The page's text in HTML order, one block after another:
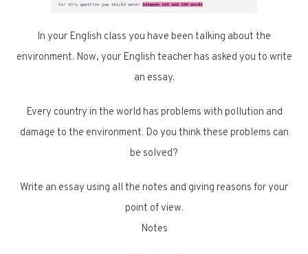
In your English class you have been talking about the
environment. Now, your English teacher has asked you to write
an essay.
Every country in the world has problems with pollution and
damage to the environment. Do you think these problems can
be solved?
Write an essay using all the notes and giving reasons for your
point of view.
Notes